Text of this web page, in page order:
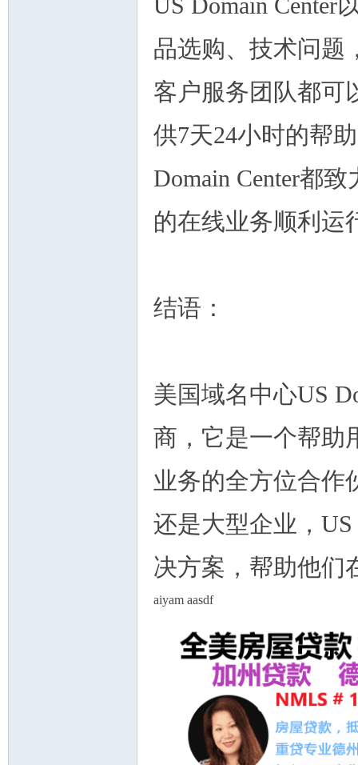
US Domain
品选购、技术问题
客户服务团队都可
供7天24小时的帮
Domain Center都
的在线业务顺利运
结语：
美国域名中心US
商，它是一个帮助
业务的全方位合作
还是大型企业，
决方案，帮助他们
aiyam aasdf